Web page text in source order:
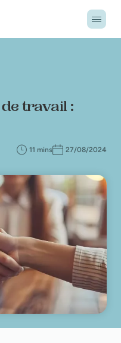
travail :
11 mins 27/08/2024